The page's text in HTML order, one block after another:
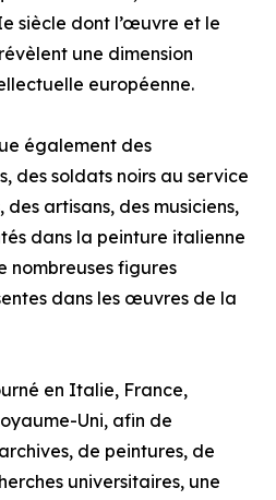
siècle dont l’œuvre et le
une dimension
européenne.
également des
des soldats noirs au service
artisans, des musiciens,
dans la peinture italienne
nombreuses figures
dans les œuvres de la
en Italie, France,
Uni, afin de
de peintures, de
universitaires, une